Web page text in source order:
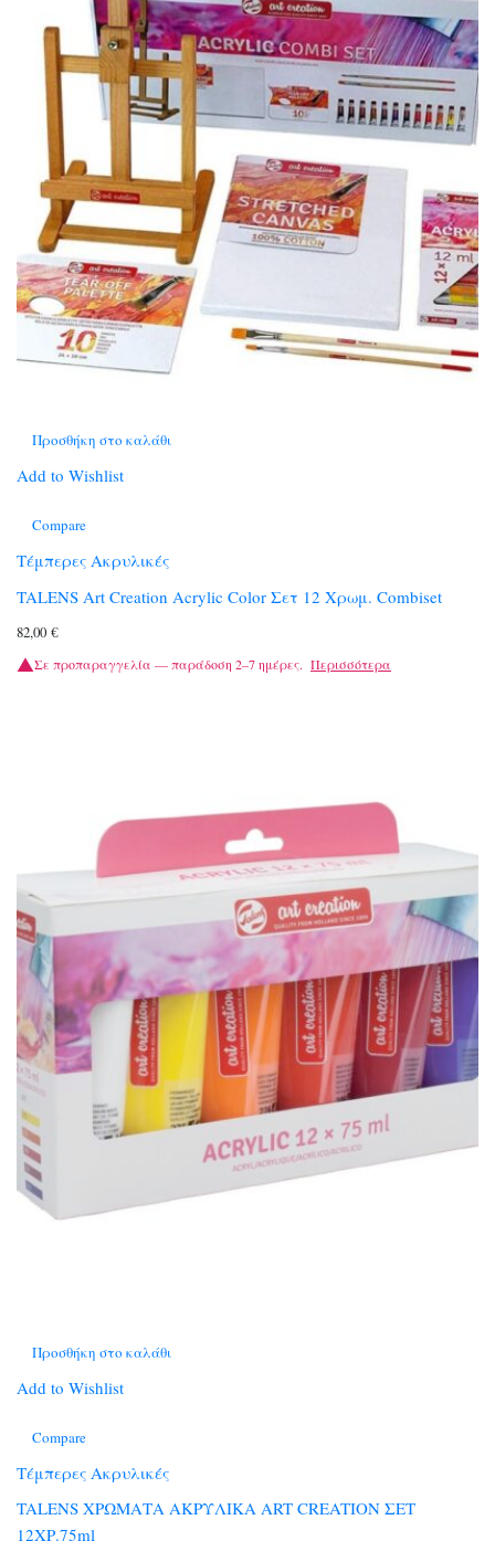
Προσθήκη στο καλάθι
Add to Wishlist
Compare
Τέμπερες Ακρυλικές
TALENS Art Creation Acrylic Color Σετ 12 Χρωμ. Combiset
82,00 €
Σε προπαραγγελία — παράδοση 2–7 ημέρες. Περισσότερα
Προσθήκη στο καλάθι
Add to Wishlist
Compare
Τέμπερες Ακρυλικές
TALENS ΧΡΩΜΑΤΑ ΑΚΡΥΛΙΚΑ ART CREATION ΣΕΤ
12ΧΡ.75ml